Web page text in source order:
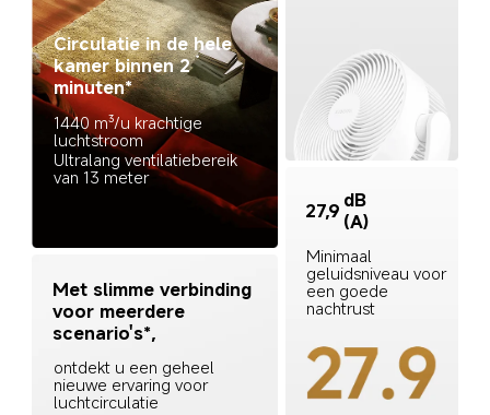
Circulatie in de hele
kamer binnen 2
minuten*
1440 m³/u krachtige
luchtstroom
Ultralang ventilatiebereik
van 13 meter
27,9 dB
(A)
Minimaal
geluidsniveau voor
een goede
nachtrust
Met slimme verbinding
voor meerdere
scenario's*,
ontdekt u een geheel
nieuwe ervaring voor
luchtcirculatie